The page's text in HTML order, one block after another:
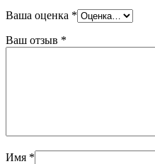
Ваша оценка *
Ваш отзыв *
Имя *